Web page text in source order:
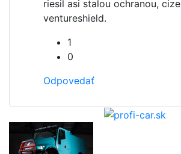
riesil asi stalou ochranou, cize
ventureshield.
1
0
Odpovedať